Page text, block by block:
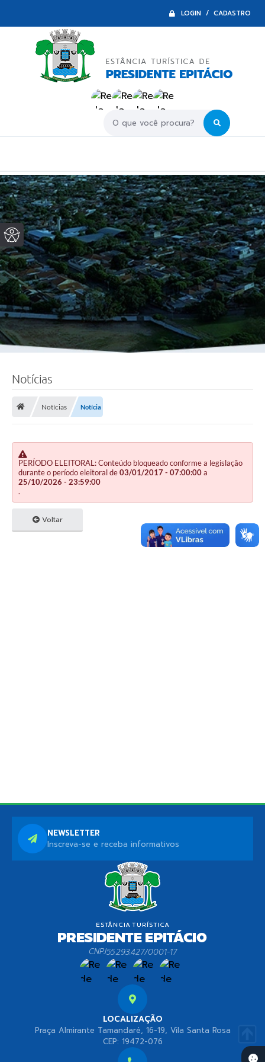
LOGIN / CADASTRO
Notícias
Notícias Notícia
PERÍODO ELEITORAL: Conteúdo bloqueado conforme a legislação
durante o período eleitoral de03/01/2017 - 07:00:00a
25/10/2026 - 23:59:00
.
Voltar
LOCALIZAÇÃO
Praça Almirante Tamandaré, 16-19, Vila Santa Rosa
CEP: 19472-076
CNPJ55.293.427/0001-17
NEWSLETTER
Inscreva-se e receba informativos